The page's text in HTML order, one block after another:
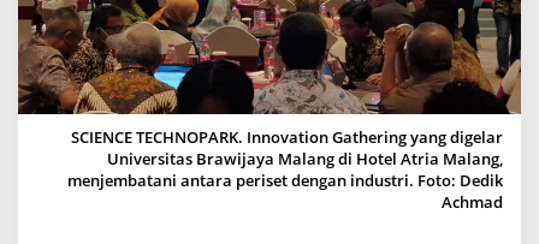
T
E
C
O
P
A
R
SCIENCE TECHNOPARK. Innovation Gathering yang digelar
Universitas Brawijaya Malang di Hotel Atria Malang,
menjembatani antara periset dengan industri. Foto: Dedik
Achmad